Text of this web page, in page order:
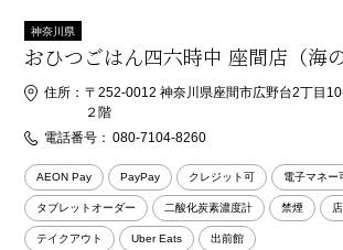
神奈川県
おひつごはん四六時中 座間店（海
住所： 〒252-0012 神奈川県座間市広野台2丁目
２階
電話番号： 080-7104-8260
AEON Pay PayPay クレジット可 電子マネー
タブレットオーダー 二酸化炭素濃度計 禁煙
テイクアウト Uber Eats 出前館